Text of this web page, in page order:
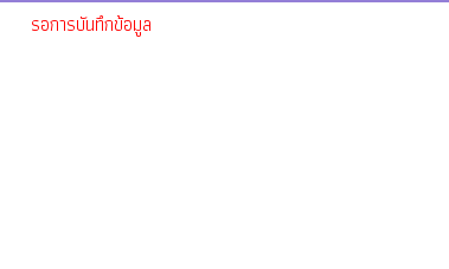
รอการบันทึกข้อมูล